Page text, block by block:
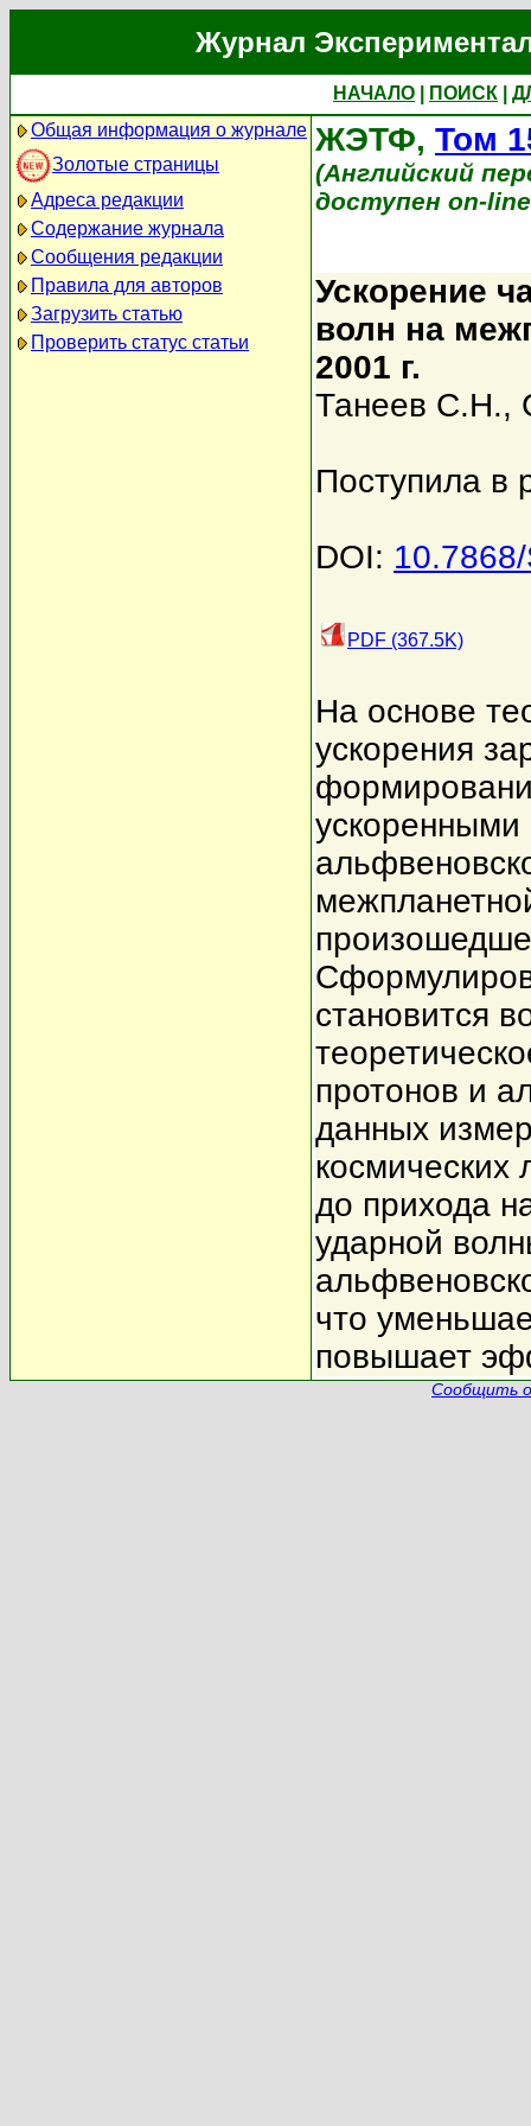
Журнал
НАЧАЛО ПОИСК
Общая информация о журнале
Золотые страницы
Адреса редакции
Содержание журнала
Сообщения редакции
Правила для авторов
Загрузить статью
Проверить статус статьи
ЖЭТФ, Том
(Английский
доступен on-
Ускорение
волн на
2001 г.
Танеев С.Н.,
Поступила в
DOI:
PDF (367.5K)
На основе
ускорения
становится
протонов и
данных
космических
до прихода
ударной
что
повышает
Сообщить о